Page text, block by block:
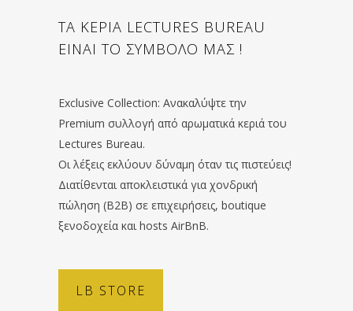
ΤΑ ΚΕΡΙΑ LECTURES BUREAU
ΕΙΝΑΙ ΤΟ ΣΥΜΒΟΛΟ ΜΑΣ !
Exclusive Collection: Ανακαλύψτε την
Premium συλλογή από αρωματικά κεριά του
Lectures Bureau.
Οι λέξεις εκλύουν δύναμη όταν τις πιστεύεις!
Διατίθενται αποκλειστικά για χονδρική
πώληση (B2B) σε επιχειρήσεις, boutique
ξενοδοχεία και hosts AirBnB.
LB STORE